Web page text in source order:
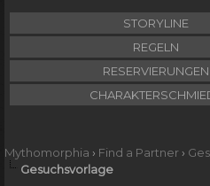
STORYLINE
REGELN
RESERVIERUNGEN
Mythomorphia › Find a Partner ›
Gesuchsvorlage